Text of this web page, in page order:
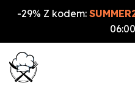
-29% Z kodem:
06:00